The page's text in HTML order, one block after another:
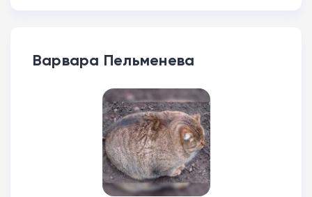
веганской кожи по шкале цветов
Pantone.
отвечает современная платформа
оперативной памятью объемом 4 или 8
ГБ. Встроенный накопитель UFS 2.2
вмещает 128 ГБ данных.
Варвара Пельменева